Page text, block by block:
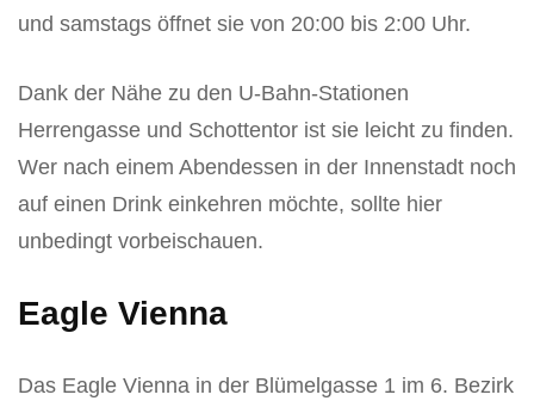
und samstags öffnet sie von 20:00 bis 2:00 Uhr.
Dank der Nähe zu den U-Bahn-Stationen
Herrengasse und Schottentor ist sie leicht zu finden.
Wer nach einem Abendessen in der Innenstadt noch
auf einen Drink einkehren möchte, sollte hier
unbedingt vorbeischauen.
Eagle Vienna
Das Eagle Vienna in der Blümelgasse 1 im 6. Bezirk